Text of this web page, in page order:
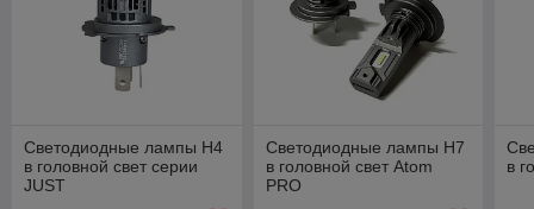
Светодиодные лампы Н4
в головной свет серии
JUST
Светодиодные лампы Н7
в головной свет Atom
PRO
в